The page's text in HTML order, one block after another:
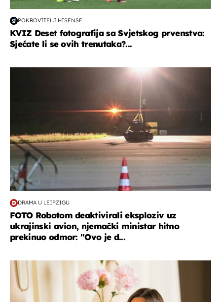
POKROVITELJ HISENSE
KVIZ Deset fotografija sa Svjetskog prvenstva:
Sjećate li se ovih trenutaka?...
DRAMA U LEIPZIGU
FOTO Robotom deaktivirali eksploziv uz
ukrajinski avion, njemački ministar hitno
prekinuo odmor: "Ovo je d...
moda & ljepota